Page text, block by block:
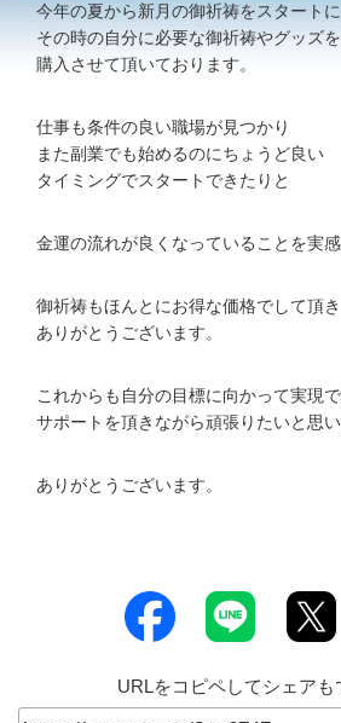
今年の夏から新月の御祈祷をスタートに
その時の自分に必要な御祈祷やグッズを
購入させて頂いております。
仕事も条件の良い職場が見つかり
また副業でも始めるのにちょうど良い
タイミングでスタートできたりと
金運の流れが良くなっていることを実感
御祈祷もほんとにお得な価格でして頂き
ありがとうございます。
これからも自分の目標に向かって実現
サポートを頂きながら頑張りたいと思い
ありがとうございます。
URLをコピペしてシェアも